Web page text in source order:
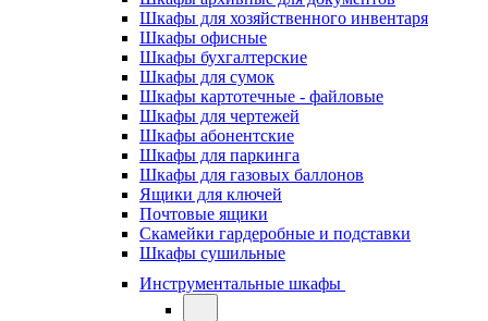
Шкафы для хозяйственного инвентаря
Шкафы офисные
Шкафы бухгалтерские
Шкафы для сумок
Шкафы картотечные - файловые
Шкафы для чертежей
Шкафы абонентские
Шкафы для паркинга
Шкафы для газовых баллонов
Ящики для ключей
Почтовые ящики
Скамейки гардеробные и подставки
Шкафы сушильные
Инструментальные шкафы